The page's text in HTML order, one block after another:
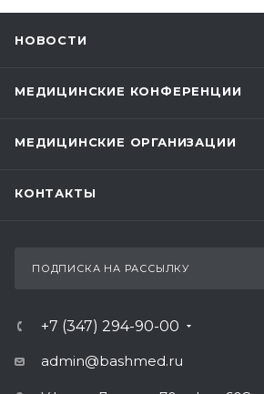
НОВОСТИ
МЕДИЦИНСКИЕ КОНФЕРЕНЦИИ
МЕДИЦИНСКИЕ ОРГАНИЗАЦИИ
КОНТАКТЫ
ПОДПИСКА НА РАССЫЛКУ
+7 (347) 294-90-00
admin@bashmed.ru